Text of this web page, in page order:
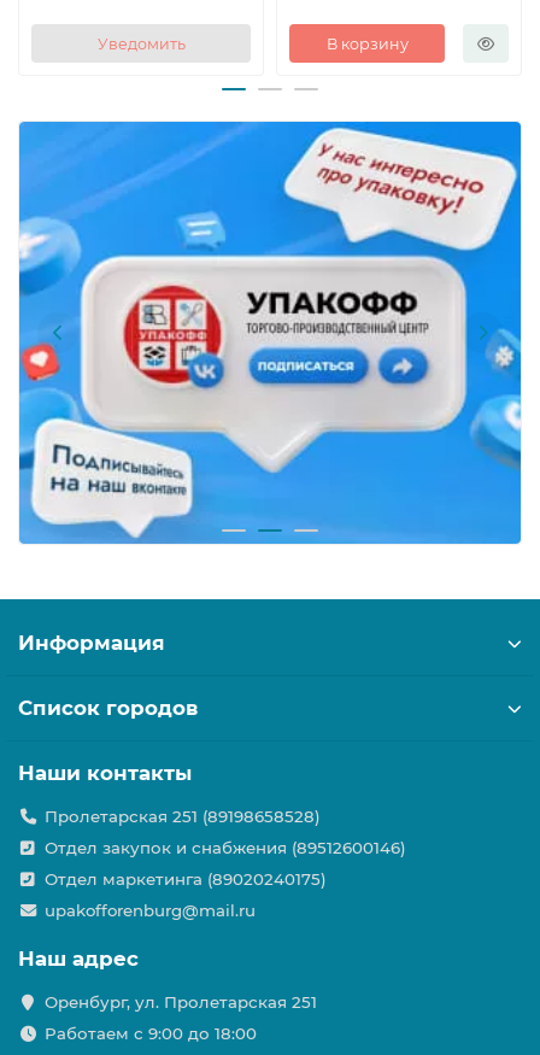
Уведомить В корзину
Информация
Список городов
Наши контакты
Пролетарская 251 (89198658528)
Отдел закупок и снабжения (89512600146)
Отдел маркетинга (89020240175)
upakofforenburg@mail.ru
Наш адрес
Оренбург, ул. Пролетарская 251
Работаем с 9:00 до 18:00